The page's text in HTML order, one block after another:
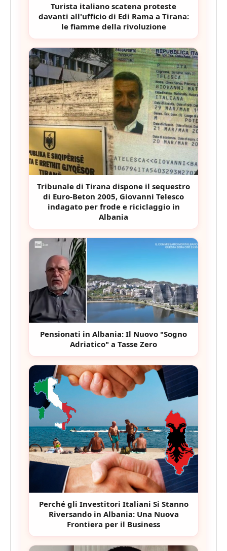
Turista italiano scatena proteste
davanti all'ufficio di Edi Rama a Tirana:
le fiamme della rivoluzione
Tribunale di Tirana dispone il sequestro
di Euro-Beton 2005, Giovanni Telesco
indagato per frode e riciclaggio in
Albania
Pensionati in Albania: Il Nuovo "Sogno
Adriatico" a Tasse Zero
Perché gli Investitori Italiani Si Stanno
Riversando in Albania: Una Nuova
Frontiera per il Business